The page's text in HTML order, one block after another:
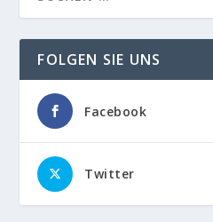
FOLGEN SIE UNS
Facebook
Twitter